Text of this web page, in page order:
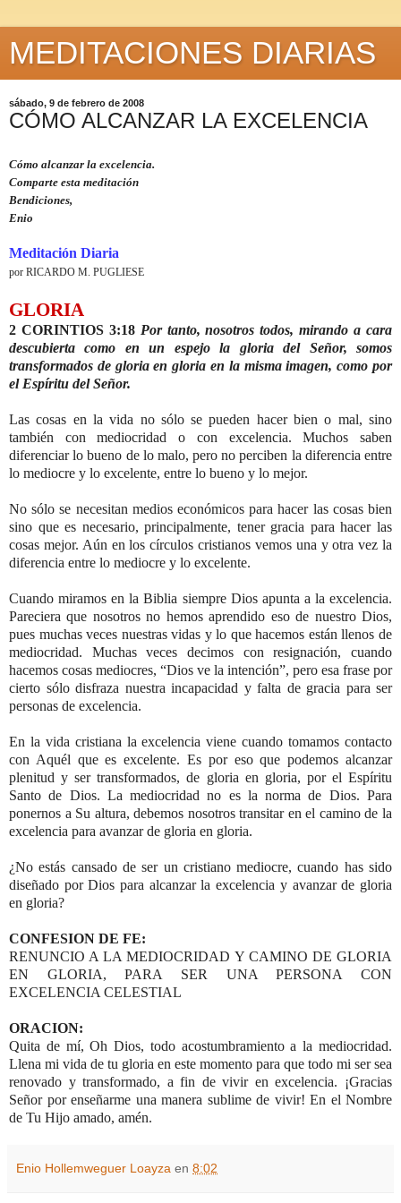
MEDITACIONES DIARIAS
sábado, 9 de febrero de 2008
CÓMO ALCANZAR LA EXCELENCIA
Cómo alcanzar la excelencia.
Comparte esta meditación
Bendiciones,
Enio
Meditación Diaria
por RICARDO M. PUGLIESE
GLORIA
2 CORINTIOS 3:18 Por tanto, nosotros todos, mirando a cara
descubierta como en un espejo la gloria del Señor, somos
transformados de gloria en gloria en la misma imagen, como por
el Espíritu del Señor.
Las cosas en la vida no sólo se pueden hacer bien o mal, sino
también con mediocridad o con excelencia. Muchos saben
diferenciar lo bueno de lo malo, pero no perciben la diferencia entre
lo mediocre y lo excelente, entre lo bueno y lo mejor.
No sólo se necesitan medios económicos para hacer las cosas bien
sino que es necesario, principalmente, tener gracia para hacer las
cosas mejor. Aún en los círculos cristianos vemos una y otra vez la
diferencia entre lo mediocre y lo excelente.
Cuando miramos en la Biblia siempre Dios apunta a la excelencia.
Pareciera que nosotros no hemos aprendido eso de nuestro Dios,
pues muchas veces nuestras vidas y lo que hacemos están llenos de
mediocridad. Muchas veces decimos con resignación, cuando
hacemos cosas mediocres, “Dios ve la intención”, pero esa frase por
cierto sólo disfraza nuestra incapacidad y falta de gracia para ser
personas de excelencia.
En la vida cristiana la excelencia viene cuando tomamos contacto
con Aquél que es excelente. Es por eso que podemos alcanzar
plenitud y ser transformados, de gloria en gloria, por el Espíritu
Santo de Dios. La mediocridad no es la norma de Dios. Para
ponernos a Su altura, debemos nosotros transitar en el camino de la
excelencia para avanzar de gloria en gloria.
¿No estás cansado de ser un cristiano mediocre, cuando has sido
diseñado por Dios para alcanzar la excelencia y avanzar de gloria
en gloria?
CONFESION DE FE:
RENUNCIO A LA MEDIOCRIDAD Y CAMINO DE GLORIA
EN GLORIA, PARA SER UNA PERSONA CON
EXCELENCIA CELESTIAL
ORACION:
Quita de mí, Oh Dios, todo acostumbramiento a la mediocridad.
Llena mi vida de tu gloria en este momento para que todo mi ser sea
renovado y transformado, a fin de vivir en excelencia. ¡Gracias
Señor por enseñarme una manera sublime de vivir! En el Nombre
de Tu Hijo amado, amén.
Enio Hollemweguer Loayza en 8:02